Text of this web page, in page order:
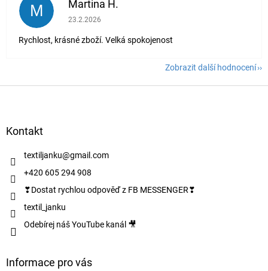
M Martina H.
Hodnocení obchodu je 5 z 5 hvězdiček.
23.2.2026
Rychlost, krásné zboží. Velká spokojenost
Zobrazit další hodnocení
Kontakt
textiljanku@gmail.com
+420 605 294 908
❣Dostat rychlou odpověď z FB MESSENGER❣
textil_janku
Odebírej náš YouTube kanál 🎥
Informace pro vás